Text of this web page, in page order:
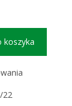
koszyka
22